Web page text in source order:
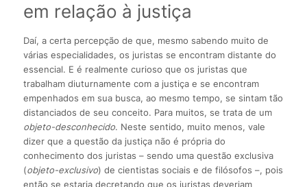
em relação à justiça
Daí, a certa percepção de que, mesmo sabendo muito de
várias especialidades, os juristas se encontram distante do
essencial. E é realmente curioso que os juristas que
trabalham diuturnamente com a justiça e se encontram
empenhados em sua busca, ao mesmo tempo, se sintam tão
distanciados de seu conceito. Para muitos, se trata de um
objeto-desconhecido. Neste sentido, muito menos, vale
dizer que a questão da justiça não é própria do
conhecimento dos juristas – sendo uma questão exclusiva
(objeto-exclusivo) de cientistas sociais e de filósofos –, pois
então se estaria decretando que os juristas deveriam